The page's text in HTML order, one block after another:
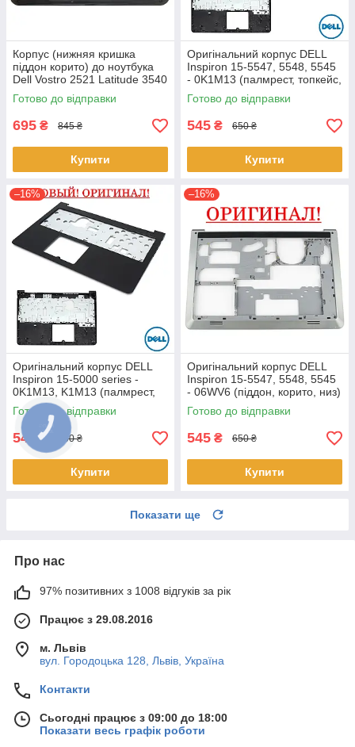
Корпус (нижняя кришка
піддон корито) до ноутбука
Dell Vostro 2521 Latitude 3540
(0YXMG9, AP0ZG000200)
Готово до відправки
695 ₴ 845 ₴
Купити
Оригінальний корпус DELL
Inspiron 15-5547, 5548, 5545
- 0K1M13 (палмрест, топкейс,
верх)
Готово до відправки
545 ₴ 650 ₴
Купити
–16%
Оригінальний корпус DELL
Inspiron 15-5000 series -
0K1M13, K1M13 (палмрест,
топкейс, верх)
Готово до відправки
545 ₴ 650 ₴
Купити
–16%
Оригінальний корпус DELL
Inspiron 15-5547, 5548, 5545
- 06WV6 (піддон, корито, низ)
Готово до відправки
545 ₴ 650 ₴
Купити
Показати ще
Про нас
97% позитивних з 1008 відгуків за рік
Працює з 29.08.2016
м. Львів
вул. Городоцька 128, Львів, Україна
Контакти
Сьогодні працює з 09:00 до 18:00
Показати весь графік роботи